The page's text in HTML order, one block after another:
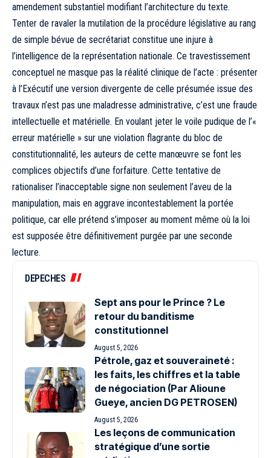
amendement substantiel modifiant l’architecture du texte.
Tenter de ravaler la mutilation de la procédure législative au rang
de simple bévue de secrétariat constitue une injure à
l’intelligence de la représentation nationale. Ce travestissement
conceptuel ne masque pas la réalité clinique de l’acte : présenter
à l’Exécutif une version divergente de celle présumée issue des
travaux n’est pas une maladresse administrative, c’est une fraude
intellectuelle et matérielle. En voulant jeter le voile pudique de l’«
erreur matérielle » sur une violation flagrante du bloc de
constitutionnalité, les auteurs de cette manœuvre se font les
complices objectifs d’une forfaiture. Cette tentative de
rationaliser l’inacceptable signe non seulement l’aveu de la
manipulation, mais en aggrave incontestablement la portée
politique, car elle prétend s’imposer au moment même où la loi
est supposée être définitivement purgée par une seconde
lecture.
DEPECHES
Sept ans pour le Prince ? Le
retour du banditisme
constitutionnel
August 5, 2026
Pétrole, gaz et souveraineté :
les faits, les chiffres et la table
de négociation (Par Alioune
Gueye, ancien DG PETROSEN)
August 5, 2026
Les leçons de communication
stratégique d’une sortie